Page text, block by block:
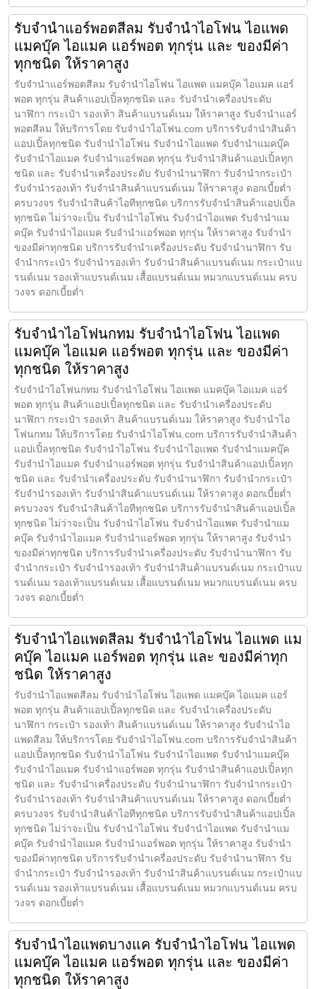
รับจำนำแอร์พอตสีลม รับจำนำไอโฟน ไอแพด
แมคบุ๊ค ไอแมค แอร์พอต ทุกรุ่น และ ของมีค่า
ทุกชนิด ให้ราคาสูง
รับจำนำแอร์พอตสีลม รับจำนำไอโฟน ไอแพด แมคบุ๊ค ไอแมค แอร์
พอต ทุกรุ่น สินค้าแอปเปิ้ลทุกชนิด และ รับจำนำเครื่องประดับ
นาฬิกา กระเป๋า รองเท้า สินค้าแบรนด์เนม ให้ราคาสูง รับจำนำแอร์
พอตสีลม ให้บริการโดย รับจํานําไอโฟน.com บริการรับจำนำสินค้า
แอปเปิ้ลทุกชนิด รับจำนำไอโฟน รับจำนำไอแพด รับจำนำแมคบุ๊ค
รับจำนำไอแมค รับจำนำแอร์พอต ทุกรุ่น รับจำนำสินค้าแอปเปิ้ลทุก
ชนิด และ รับจำนำเครื่องประดับ รับจำนำนาฬิกา รับจำนำกระเป๋า
รับจำนำรองเท้า รับจำนำสินค้าแบรนด์เนม ให้ราคาสูง ดอกเบี้ยต่ำ
ครบวงจร รับจำนำสินค้าไอทีทุกชนิด บริการรับจำนำสินค้าแอปเปิ้ล
ทุกชนิด ไม่ว่าจะเป็น รับจำนำไอโฟน รับจำนำไอแพด รับจำนำแม
คบุ๊ค รับจำนำไอแมค รับจำนำแอร์พอต ทุกรุ่น ให้ราคาสูง รับจำนำ
ของมีค่าทุกชนิด บริการรับจำนำเครื่องประดับ รับจำนำนาฬิกา รับ
จำนำกระเป๋า รับจำนำรองเท้า รับจำนำสินค้าแบรนด์เนม กระเป๋าแบ
รนด์เนม รองเท้าแบรนด์เนม เสื้อแบรนด์เนม หมวกแบรนด์เนม ครบ
วงจร ดอกเบี้ยต่ำ
รับจำนำไอโฟนกทม รับจำนำไอโฟน ไอแพด
แมคบุ๊ค ไอแมค แอร์พอต ทุกรุ่น และ ของมีค่า
ทุกชนิด ให้ราคาสูง
รับจำนำไอโฟนกทม รับจำนำไอโฟน ไอแพด แมคบุ๊ค ไอแมค แอร์
พอต ทุกรุ่น สินค้าแอปเปิ้ลทุกชนิด และ รับจำนำเครื่องประดับ
นาฬิกา กระเป๋า รองเท้า สินค้าแบรนด์เนม ให้ราคาสูง รับจำนำไอ
โฟนกทม ให้บริการโดย รับจํานําไอโฟน.com บริการรับจำนำสินค้า
แอปเปิ้ลทุกชนิด รับจำนำไอโฟน รับจำนำไอแพด รับจำนำแมคบุ๊ค
รับจำนำไอแมค รับจำนำแอร์พอต ทุกรุ่น รับจำนำสินค้าแอปเปิ้ลทุก
ชนิด และ รับจำนำเครื่องประดับ รับจำนำนาฬิกา รับจำนำกระเป๋า
รับจำนำรองเท้า รับจำนำสินค้าแบรนด์เนม ให้ราคาสูง ดอกเบี้ยต่ำ
ครบวงจร รับจำนำสินค้าไอทีทุกชนิด บริการรับจำนำสินค้าแอปเปิ้ล
ทุกชนิด ไม่ว่าจะเป็น รับจำนำไอโฟน รับจำนำไอแพด รับจำนำแม
คบุ๊ค รับจำนำไอแมค รับจำนำแอร์พอต ทุกรุ่น ให้ราคาสูง รับจำนำ
ของมีค่าทุกชนิด บริการรับจำนำเครื่องประดับ รับจำนำนาฬิกา รับ
จำนำกระเป๋า รับจำนำรองเท้า รับจำนำสินค้าแบรนด์เนม กระเป๋าแบ
รนด์เนม รองเท้าแบรนด์เนม เสื้อแบรนด์เนม หมวกแบรนด์เนม ครบ
วงจร ดอกเบี้ยต่ำ
รับจำนำไอแพดสีลม รับจำนำไอโฟน ไอแพด แม
คบุ๊ค ไอแมค แอร์พอต ทุกรุ่น และ ของมีค่าทุก
ชนิด ให้ราคาสูง
รับจำนำไอแพดสีลม รับจำนำไอโฟน ไอแพด แมคบุ๊ค ไอแมค แอร์
พอต ทุกรุ่น สินค้าแอปเปิ้ลทุกชนิด และ รับจำนำเครื่องประดับ
นาฬิกา กระเป๋า รองเท้า สินค้าแบรนด์เนม ให้ราคาสูง รับจำนำไอ
แพดสีลม ให้บริการโดย รับจํานําไอโฟน.com บริการรับจำนำสินค้า
แอปเปิ้ลทุกชนิด รับจำนำไอโฟน รับจำนำไอแพด รับจำนำแมคบุ๊ค
รับจำนำไอแมค รับจำนำแอร์พอต ทุกรุ่น รับจำนำสินค้าแอปเปิ้ลทุก
ชนิด และ รับจำนำเครื่องประดับ รับจำนำนาฬิกา รับจำนำกระเป๋า
รับจำนำรองเท้า รับจำนำสินค้าแบรนด์เนม ให้ราคาสูง ดอกเบี้ยต่ำ
ครบวงจร รับจำนำสินค้าไอทีทุกชนิด บริการรับจำนำสินค้าแอปเปิ้ล
ทุกชนิด ไม่ว่าจะเป็น รับจำนำไอโฟน รับจำนำไอแพด รับจำนำแม
คบุ๊ค รับจำนำไอแมค รับจำนำแอร์พอต ทุกรุ่น ให้ราคาสูง รับจำนำ
ของมีค่าทุกชนิด บริการรับจำนำเครื่องประดับ รับจำนำนาฬิกา รับ
จำนำกระเป๋า รับจำนำรองเท้า รับจำนำสินค้าแบรนด์เนม กระเป๋าแบ
รนด์เนม รองเท้าแบรนด์เนม เสื้อแบรนด์เนม หมวกแบรนด์เนม ครบ
วงจร ดอกเบี้ยต่ำ
รับจำนำไอแพดบางแค รับจำนำไอโฟน ไอแพด
แมคบุ๊ค ไอแมค แอร์พอต ทุกรุ่น และ ของมีค่า
ทุกชนิด ให้ราคาสูง